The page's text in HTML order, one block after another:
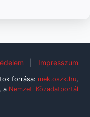
Impresszum
forrása: mek.oszk.hu,
a Nemzeti Közadatportál